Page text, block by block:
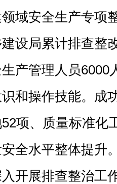
域安全生产专项
设局累计排查整
产管理人员6000
和操作技能。成
项、质量标准化
全水平整体提升
开展排查整治工